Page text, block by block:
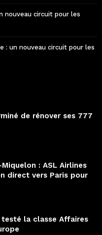
nouveau circuit pour les
: un nouveau circuit pour les
de rénover ses 777
: ASL Airlines
direct vers Paris pour
testé la classe Affaires